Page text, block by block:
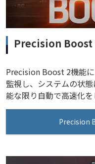
Precision Boost
Precision Boost 2機能
監視し、システムの状
能な限り自動で高速化を
Precision